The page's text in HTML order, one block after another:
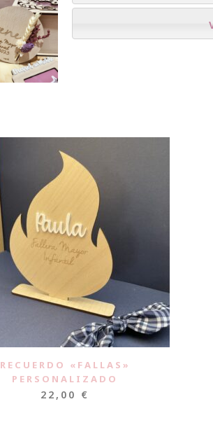
RECUERDO «FALLAS»
PERSONALIZADO
22,00 €